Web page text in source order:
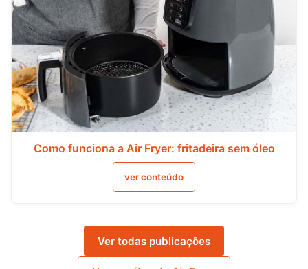
Como funciona a Air Fryer: fritadeira sem óleo
ver conteúdo
Ver todas publicações